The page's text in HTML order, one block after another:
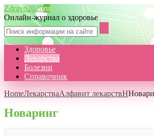
Zdravo2020ru
Онлайн-журнал о здоровье
Здоровье
Лекарства
Болезни
Справочник
HomeЛекарстваАлфавит лекарствН
Новаринг